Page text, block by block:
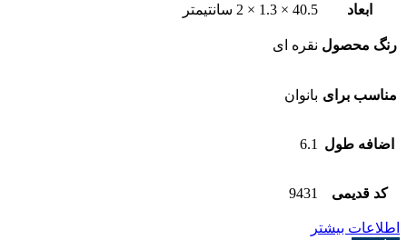
ابعاد
40.5 × 1.3 × 2 سانتیمتر
رنگ محصول نقره ای
مناسب برای بانوان
اضافه طول 6.1
کد قدیمی 9431
اطلاعات بیشتر